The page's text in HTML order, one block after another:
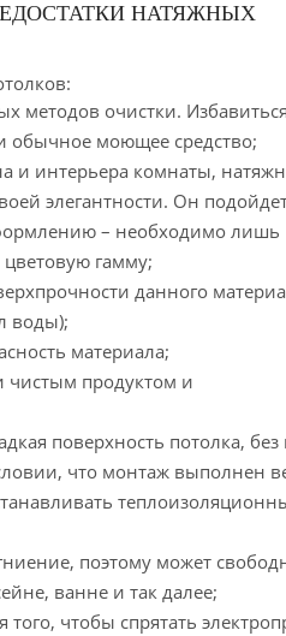
НАТЯЖНЫХ
методов очистки.
обычное моющее средство;
и интерьера комнаты,
элегантности. Он
– необходимо лишь
гамму;
данного
воды);
материала;
чистым продуктом и
поверхность потолка, без
что монтаж выполнен
поэтому может
ванне и так далее;
чтобы спрятать